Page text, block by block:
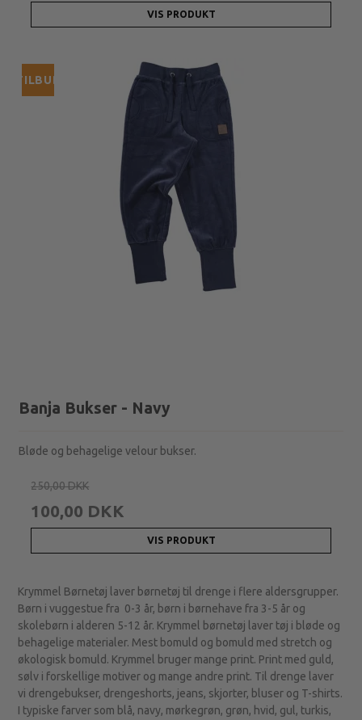
VIS PRODUKT
TILBUD
Banja Bukser - Navy
Bløde og behagelige velour bukser.
250,00 DKK
100,00 DKK
VIS PRODUKT
Krymmel Børnetøj laver børnetøj til drenge i flere aldersgrupper.
Børn i vuggestue fra 0-3 år, børn i børnehave fra 3-5 år og
skolebørn i alderen 5-12 år. Krymmel børnetøj laver tøj i bløde og
behagelige materialer. Mest bomuld og bomuld med stretch og
økologisk bomuld. Krymmel bruger mange print. Print med guld,
sølv i forskellige motiver og mange andre print. Til drenge laver
vi drengebukser, drengeshorts, jeans, skjorter, bluser og T-shirts.
I typiske farver som blå, navy, mørkegrøn, grøn, hvid, gul, turkis,